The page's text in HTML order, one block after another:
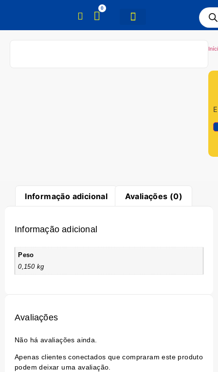
0
Informação adicional Avaliações (0)
Informação adicional
Peso
0,150 kg
Avaliações
Não há avaliações ainda.
Apenas clientes conectados que compraram este produto
podem deixar uma avaliação.